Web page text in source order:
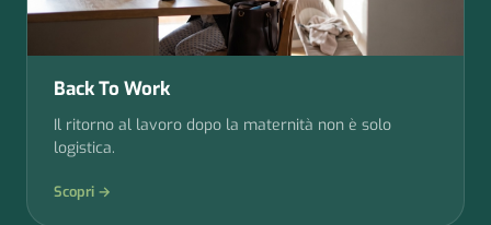
Back To Work
Il ritorno al lavoro dopo la maternità non è solo
logistica.
Scopri →